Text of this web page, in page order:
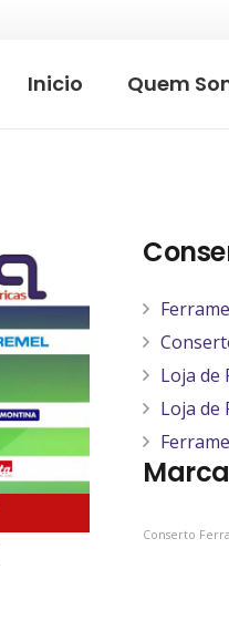
Inicio Quem
Loja de
Loja de
Conserto